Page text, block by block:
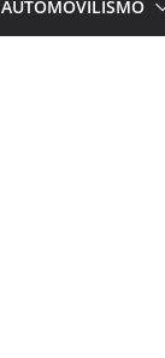
AUTOMOVILISMO